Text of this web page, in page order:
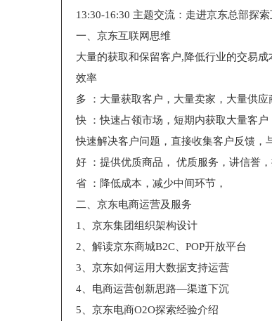
13:30-16:30 主题交流：走进京东总部探
一、京东互联网思维
大量的获取和保留客户,降低行业的交易
效率
多 ：大量获取客户，大量卖家，大量供
快 ：快速占领市场，短期内获取大量客
快速解决客户问题，直接收集客户反馈，
好 ：提供优质商品， 优质服务，讲信誉，
省 ：降低成本，减少中间环节，
二、京东电商运营及服务
1、京东集团组织架构设计
2、解读京东商城B2C、POP开放平台
3、京东如何运用大数据支持运营
4、电商运营创新思路—渠道下沉
5、京东电商O2O探索经验介绍